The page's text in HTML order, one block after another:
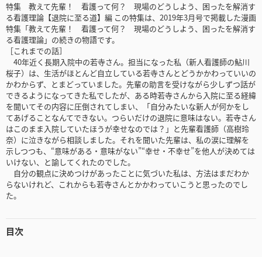
特集 教えて先輩！ 看護って何？ 現場のどうしよう、困ったを解消す
る看護理論【退院に至る道】編 この特集は、2019年3月号で掲載した漫画
特集「教えて先輩！ 看護って何？ 現場のどうしよう、困ったを解消す
る看護理論」の続きの物語です。
［これまでの話］
40年近く長期入院中の若寺さん。担当になった私（新人看護師の鮎川
桜子）は、生活がほとんど自立している若寺さんとどうかかわっていいの
かわからず、とまどっていました。先輩の助言を受けながら少しずつ話が
できるようになってきた私でしたが、ある時若寺さんから入院に至る経緯
を聞いてその内容に圧倒されてしまい、「自分みたいな新人が何かをし
てあげることなんてできない。つらいだけの退院に意味はない。若寺さん
はこのまま入院していたほうが幸せなのでは？」と先輩看護師（高樹玲
奈）に泣きながら相談しました。それを聞いた先輩は、私の涙に理解を
示しつつも、“意味がある・意味がない”“幸せ・不幸せ”を他人が決めては
いけない、と諭してくれたのでした。
自分の観点に決めつけがあったことに気づいた私は、方法はまだわか
らないけれど、これからも若寺さんとかかわっていこうと思ったのでし
た。
目次